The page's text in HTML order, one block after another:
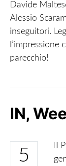
Davide
Alessio
inseguitori.
parecchio!
IN,
5
Il